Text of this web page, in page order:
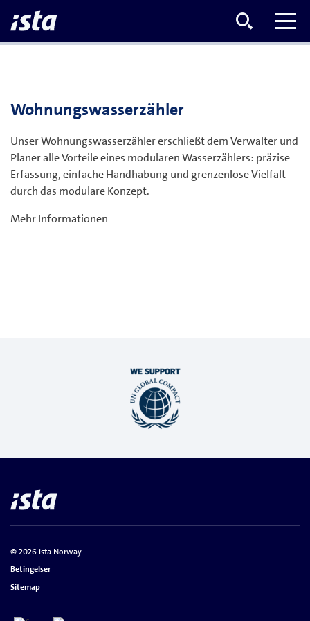
Wohnungswasserzähler
Unser Wohnungswasserzähler erschließt dem Verwalter und
Planer alle Vorteile eines modularen Wasserzählers: präzise
Erfassung, einfache Handhabung und grenzenlose Vielfalt
durch das modulare Konzept.
Mehr Informationen
© 2026 ista Norway
Betingelser
Sitemap